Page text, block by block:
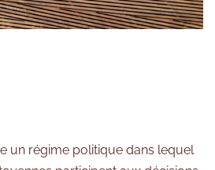
un régime politique dans lequel